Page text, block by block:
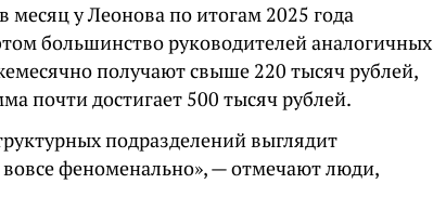
месяц у Леонова по итогам 2025 года
большинство руководителей аналогичных
получают свыше 220 тысяч рублей,
почти достигает 500 тысяч рублей.
подразделений выглядит
феноменально», — отмечают люди,